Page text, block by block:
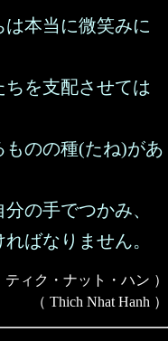
本当に微笑みに
を支配させては
のの種(たね)があ
の手でつかみ、
ばなりません。
ティク・ナット・ハン ）
（ Thich Nhat Hanh ）